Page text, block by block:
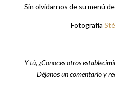
Sin olvidarnos de su menú
Fotografía
Y tú, ¿Conoces otros
Déjanos un comentario y